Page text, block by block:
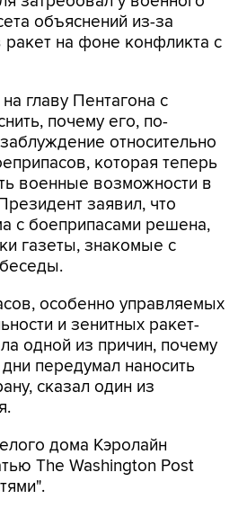
объяснений из-за
ракет на фоне конфликта с
главу Пентагона с
почему его, по-
относительно
которая теперь
военные возможности в
заявил, что
с боеприпасами решена,
газеты, знакомые с
особенно управляемых
и зенитных ракет-
одной из причин, почему
передумал наносить
сказал один из
дома Кэролайн
The Washington Post